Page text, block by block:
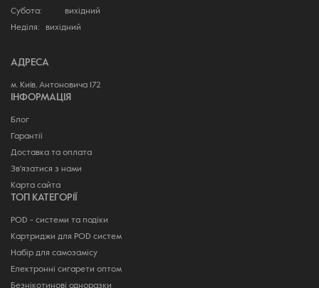
Субота: вихідний
Неділя: вихідний
АДРЕСА
м. Київ, Антоновича 172
ІНФОРМАЦІЯ
Блог
Гарантії
Доставка та оплата
Зв'язатися з нами
Карта сайта
ТОП КАТЕГОРІЇ
POD - системи та подіки
Картриджи для POD систем
Набір для самозамісу
Електронні сигарети оптом
Безнікотинові одноразки